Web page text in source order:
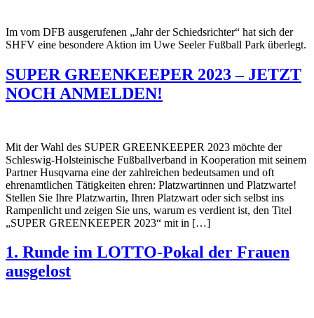
Im vom DFB ausgerufenen „Jahr der Schiedsrichter“ hat sich der
SHFV eine besondere Aktion im Uwe Seeler Fußball Park überlegt.
SUPER GREENKEEPER 2023 – JETZT
NOCH ANMELDEN!
Mit der Wahl des SUPER GREENKEEPER 2023 möchte der
Schleswig-Holsteinische Fußballverband in Kooperation mit seinem
Partner Husqvarna eine der zahlreichen bedeutsamen und oft
ehrenamtlichen Tätigkeiten ehren: Platzwartinnen und Platzwarte!
Stellen Sie Ihre Platzwartin, Ihren Platzwart oder sich selbst ins
Rampenlicht und zeigen Sie uns, warum es verdient ist, den Titel
„SUPER GREENKEEPER 2023“ mit in […]
1. Runde im LOTTO-Pokal der Frauen
ausgelost